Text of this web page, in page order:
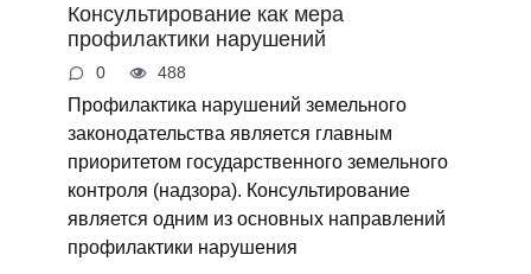
Консультирование как мера
профилактики нарушений
0 488
Профилактика нарушений земельного
законодательства является главным
приоритетом государственного земельного
контроля (надзора). Консультирование
является одним из основных направлений
профилактики нарушения